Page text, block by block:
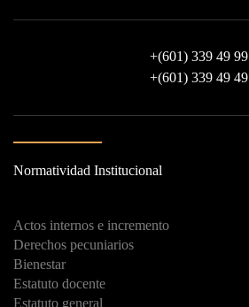
+(601) 339 49 99
+(601) 339 49 49
Normatividad Institucional
Actos internos e incremento
Derechos pecuniarios
Bienestar
Estatuto docente
Estatuto general